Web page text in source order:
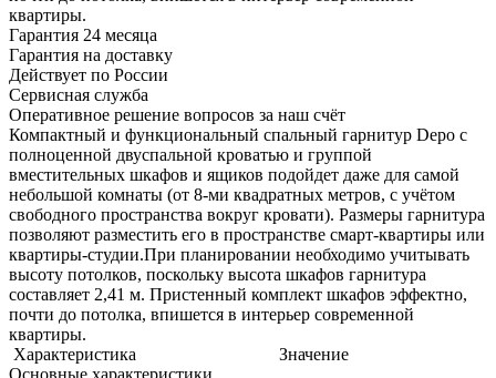
квартиры.
Гарантия 24 месяца
Гарантия на доставку
Действует по России
Сервисная служба
Оперативное решение вопросов за наш счёт
Компактный и функциональный спальный гарнитур Depo с
полноценной двуспальной кроватью и группой
вместительных шкафов и ящиков подойдет даже для самой
небольшой комнаты (от 8-ми квадратных метров, с учётом
свободного пространства вокруг кровати). Размеры гарнитура
позволяют разместить его в пространстве смарт-квартиры или
квартиры-студии.При планировании необходимо учитывать
высоту потолков, поскольку высота шкафов гарнитура
составляет 2,41 м. Пристенный комплект шкафов эффектно,
почти до потолка, впишется в интерьер современной
квартиры.
Характеристика
Значение